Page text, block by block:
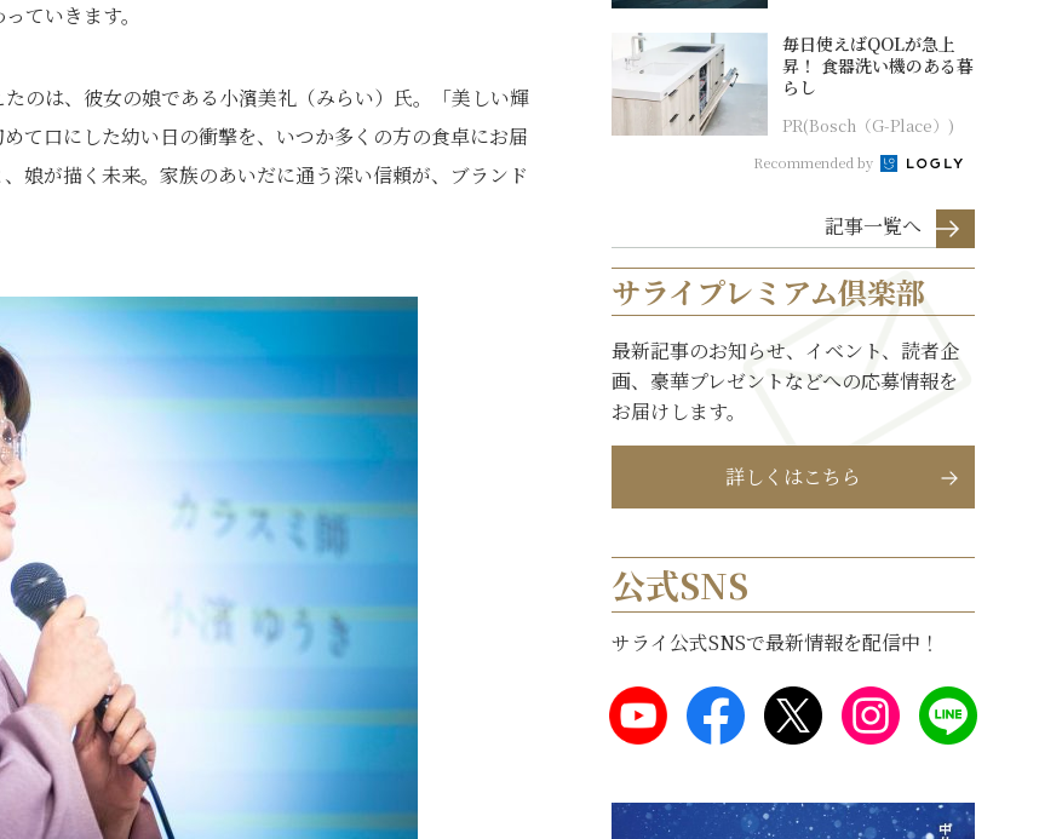
ていきます。
のは、彼女の娘である小濱美礼（みらい）氏。「美しい輝
めて口にした幼い日の衝撃を、いつか多くの方の食卓にお届
娘が描く未来。家族のあいだに通う深い信頼が、ブランド
毎日使えばQOLが急上
昇！ 食器洗い機のある暮
らし
PR(Bosch（G-Place）)
Recommended by
記事一覧へ
サライプレミアム倶楽部
最新記事のお知らせ、イベント、読者企
画、豪華プレゼントなどへの応募情報を
お届けします。
詳しくはこちら
公式SNS
サライ公式SNSで最新情報を配信中！